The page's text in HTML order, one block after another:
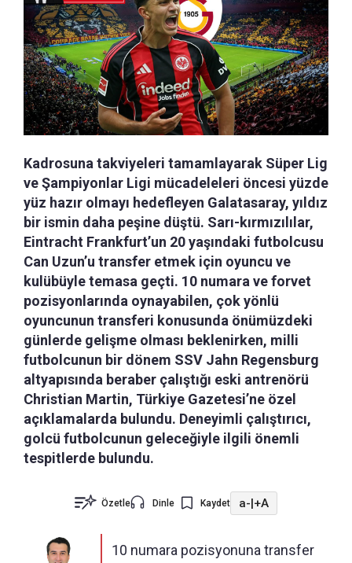
Kadrosuna takviyeleri tamamlayarak Süper Lig
ve Şampiyonlar Ligi mücadeleleri öncesi yüzde
yüz hazır olmayı hedefleyen Galatasaray, yıldız
bir ismin daha peşine düştü. Sarı-kırmızılılar,
Eintracht Frankfurt’un 20 yaşındaki futbolcusu
Can Uzun’u transfer etmek için oyuncu ve
kulübüyle temasa geçti. 10 numara ve forvet
pozisyonlarında oynayabilen, çok yönlü
oyuncunun transferi konusunda önümüzdeki
günlerde gelişme olması beklenirken, milli
futbolcunun bir dönem SSV Jahn Regensburg
altyapısında beraber çalıştığı eski antrenörü
Christian Martin, Türkiye Gazetesi’ne özel
açıklamalarda bulundu. Deneyimli çalıştırıcı,
golcü futbolcunun geleceğiyle ilgili önemli
tespitlerde bulundu.
Özetle Dinle Kaydet a-|+A
10 numara pozisyonuna transfer